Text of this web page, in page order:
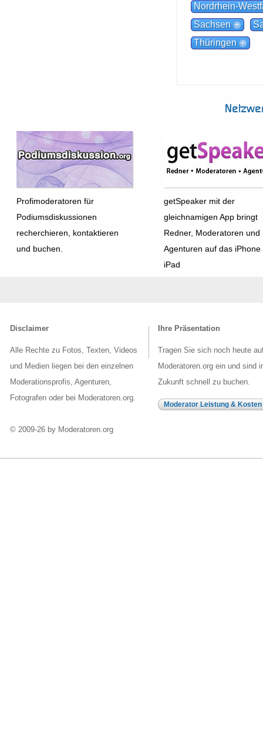
Nordrhein-
Sachsen
Thüringen
Profimoderatoren für
Podiumsdiskussionen
recherchieren, kontaktieren
und buchen.
getSpeaker mit der
gleichnamigen App bringt
Redner, Moderatoren und
Agenturen auf das iPhone
iPad
Disclaimer
Alle Rechte zu Fotos, Texten, Videos
und Medien liegen bei den einzelnen
Moderationsprofis, Agenturen,
Fotografen oder bei Moderatoren.org.
© 2009-26 by Moderatoren.org
Ihre Präsentation
Tragen Sie sich noch heute
Moderatoren.org ein und sind
Zukunft schnell zu buchen.
Moderator Leistung & Kosten